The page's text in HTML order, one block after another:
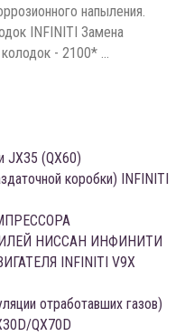
напыления.
INFINITI Замена
- 2100* ...
JX35 (QX60)
коробки) INFINITI
НИССАН ИНФИНИТИ
INFINITI V9X
отработавших газов)
QX70D